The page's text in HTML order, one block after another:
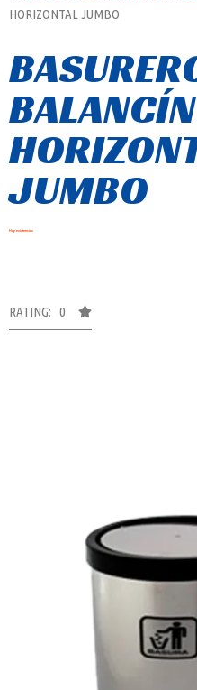
HORIZONTAL JUMBO
BALANCÍN
JUMBO
Hay existencias
RATING: 0